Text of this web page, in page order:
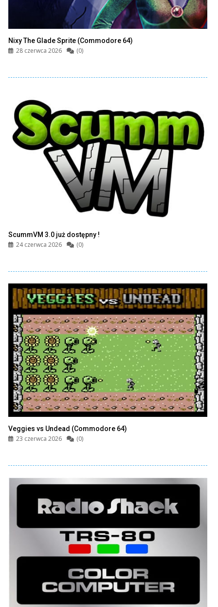
Nixy The Glade Sprite (Commodore 64)
28 czerwca 2026 (0)
ScummVM 3.0 już dostępny !
24 czerwca 2026 (0)
Veggies vs Undead (Commodore 64)
23 czerwca 2026 (0)